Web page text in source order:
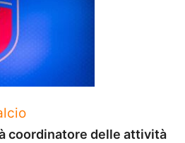
coordinatore delle attività